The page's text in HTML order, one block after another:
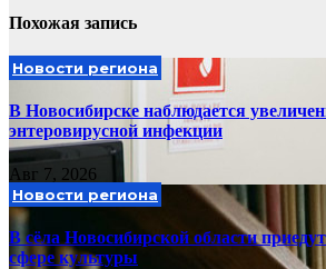
Похожая запись
Новости региона
В Новосибирске наблюдается
энтеровирусной инфекции
Авг 7, 2026
Новости региона
В сёла Новосибирской области
сфере культуры